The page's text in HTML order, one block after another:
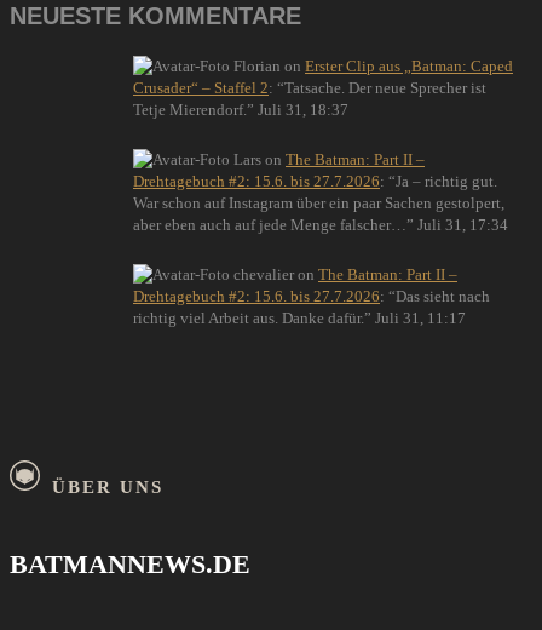
NEUESTE KOMMENTARE
Florian on Erster Clip aus „Batman: Caped
Crusader“ – Staffel 2: “Tatsache. Der neue Sprecher ist
Tetje Mierendorf. ” Juli 31, 18:37
Lars on The Batman: Part II –
Drehtagebuch #2: 15.6. bis 27.7.2026: “Ja – richtig gut.
War schon auf Instagram über ein paar Sachen gestolpert,
aber eben auch auf jede Menge falscher… ” Juli 31, 17:34
chevalier on The Batman: Part II –
Drehtagebuch #2: 15.6. bis 27.7.2026: “Das sieht nach
richtig viel Arbeit aus. Danke dafür. ” Juli 31, 11:17
ÜBER UNS
BATMANNEWS.DE